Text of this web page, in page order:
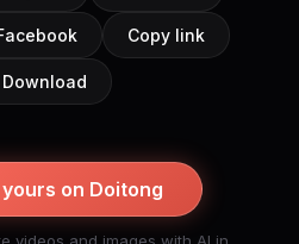
Copy link
Download
on Doitong